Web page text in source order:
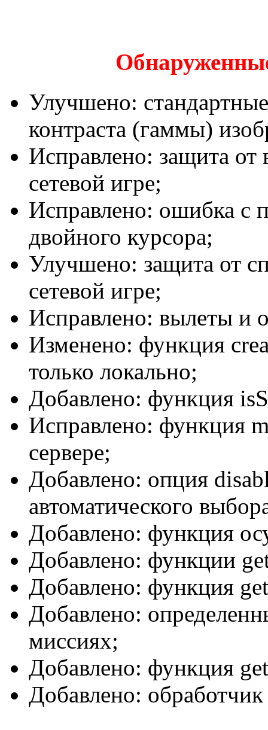
Улучшено:
контраста (гаммы)
Исправлено: защита от
сетевой игре;
Исправлено: ошибка с
двойного курсора;
Улучшено: защита от
сетевой игре;
Исправлено: вылеты и
Изменено: функция
только локально;
Добавлено: функция
Исправлено: функция
сервере;
Добавлено: опция
автоматического
Добавлено: функция
Добавлено: функции
Добавлено: функция
Добавлено:
миссиях;
Добавлено: функция
Добавлено: